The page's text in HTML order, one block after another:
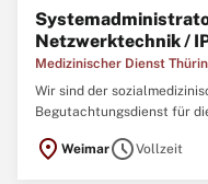
Netzwerktechnik /
Medizinischer Dienst
Wir sind der
Begutachtungsdienst für
Pflegeversicherung in
Mitarbeitern. Zur
location_on WeimarscheduleVollzeit